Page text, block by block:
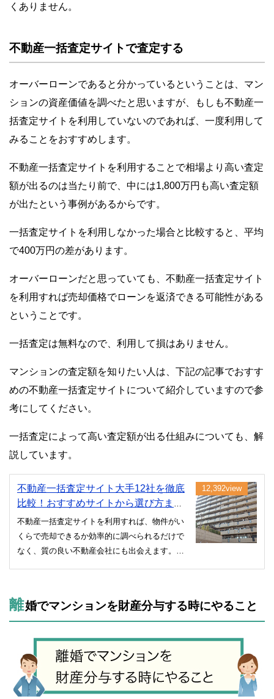
くありません。
不動産一括査定サイトで査定する
オーバーローンであると分かっているということは、マン
ションの資産価値を調べたと思いますが、もしも不動産一
括査定サイトを利用していないのであれば、一度利用して
みることをおすすめします。
不動産一括査定サイトを利用することで相場より高い査定
額が出るのは当たり前で、中には1,800万円も高い査定額
が出たという事例があるからです。
一括査定サイトを利用しなかった場合と比較すると、平均
で400万円の差があります。
オーバーローンだと思っていても、不動産一括査定サイト
を利用すれば売却価格でローンを返済できる可能性がある
ということです。
一括査定は無料なので、利用して損はありません。
マンションの査定額を知りたい人は、下記の記事でおすす
めの不動産一括査定サイトについて紹介していますので参
考にしてください。
一括査定によって高い査定額が出る仕組みについても、解
説しています。
不動産一括査定サイト大手12社を徹底
比較！おすすめサイトから選び方まで
解説
不動産一括査定サイトを利用すれば、物件がい
くらで売却できるか効率的に調べられるだけで
なく、質の良い不動産会社にも出会えます。で
のサイトと選び方のポイントを解説していきま
す。
12,392view
離婚でマンションを財産分与する時にやること